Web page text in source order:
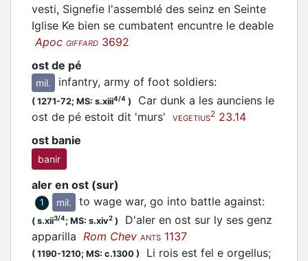
vesti, Signefie l'assemblé des seinz en Seinte
Iglise Ke bien se cumbatent encuntre le deable
Apoc GIFFARD 3692
ost de pé
mil. infantry, army of foot soldiers:
( 1271-72; MS: s.xiii4/4 )
Car dunk a les aunciens le
ost de pé estoit dit 'murs'
VEGETIUS2 23.14
ost banie
banir
aler en ost (sur)
1 mil. to wage war, go into battle against:
( s.xii3/4; MS: s.xiv2 )
D'aler en ost sur ly ses genz
apparilla Rom Chev ANTS 1137
( 1190-1210; MS: c.1300 )
Li rois est fel e orgellus;